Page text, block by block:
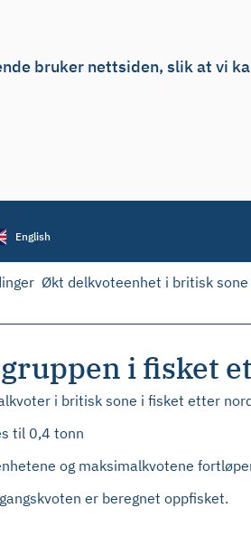
bruker nettsiden, slik at vi
English
Økt delkvoteenhet i britisk
i fisket
i britisk sone i fisket etter
til 0,4 tonn
og maksimalkvotene
er beregnet oppfisket.